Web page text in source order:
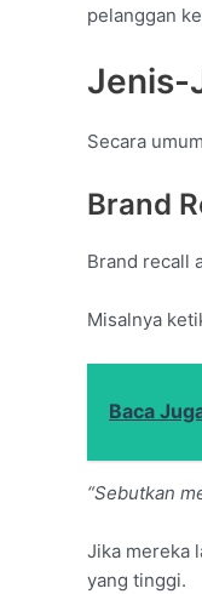
pelanggan
Jenis-
Secara
Brand
Brand recall
Misalnya
Baca
“Sebutkan
Jika mereka
yang tinggi.